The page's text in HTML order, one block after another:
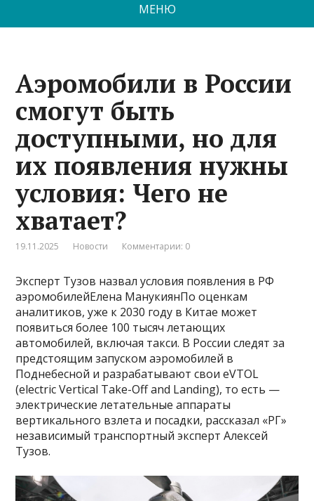
МЕНЮ
Аэромобили в России
смогут быть
доступными, но для
их появления нужны
условия: Чего не
хватает?
19.11.2025 Новости Комментарии: 0
Эксперт Тузов назвал условия появления в РФ
аэромобилейЕлена МанукиянПо оценкам
аналитиков, уже к 2030 году в Китае может
появиться более 100 тысяч летающих
автомобилей, включая такси. В России следят за
предстоящим запуском аэромобилей в
Поднебесной и разрабатывают свои eVTOL
(electric Vertical Take-Off and Landing), то есть —
электрические летательные аппараты
вертикального взлета и посадки, рассказал «РГ»
независимый транспортный эксперт Алексей
Тузов.